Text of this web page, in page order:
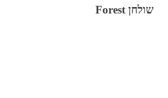
שולחן Forest